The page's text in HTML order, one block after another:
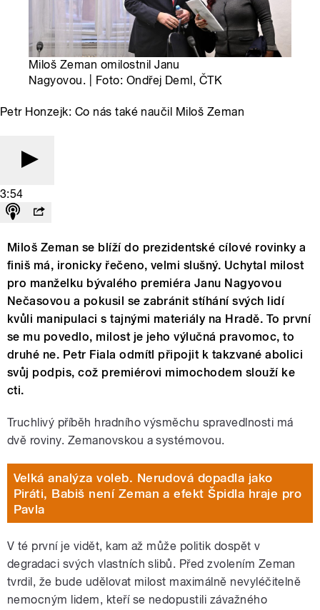
Miloš Zeman omilostnil Janu
Nagyovou. | Foto: Ondřej Deml, ČTK
Petr Honzejk: Co nás také naučil Miloš Zeman
3:54
Miloš Zeman se blíží do prezidentské cílové rovinky a
finiš má, ironicky řečeno, velmi slušný. Uchytal milost
pro manželku bývalého premiéra Janu Nagyovou
Nečasovou a pokusil se zabránit stíhání svých lidí
kvůli manipulaci s tajnými materiály na Hradě. To první
se mu povedlo, milost je jeho výlučná pravomoc, to
druhé ne. Petr Fiala odmítl připojit k takzvané abolici
svůj podpis, což premiérovi mimochodem slouží ke
cti.
Truchlivý příběh hradního výsměchu spravedlnosti má
dvě roviny. Zemanovskou a systémovou.
Velká analýza voleb. Nerudová dopadla jako
Piráti, Babiš není Zeman a efekt Špidla hraje pro
Pavla
V té první je vidět, kam až může politik dospět v
degradaci svých vlastních slibů. Před zvolením Zeman
tvrdil, že bude udělovat milost maximálně nevyléčitelně
nemocným lidem, kteří se nedopustili závažného